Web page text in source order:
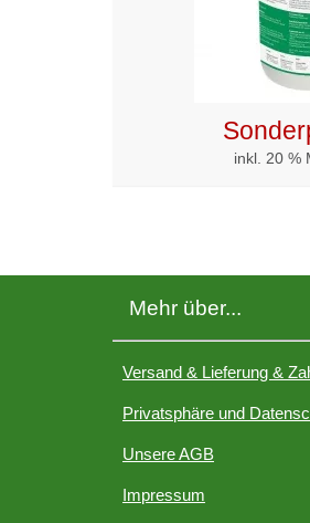
inkl. 20 %
Mehr über...
Versand & Lieferung &
Privatsphäre und
Unsere AGB
Impressum